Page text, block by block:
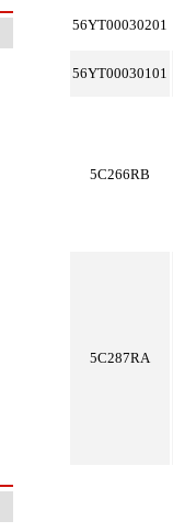
56YT00030201
56YT00030101
5C266RB
5C287RA